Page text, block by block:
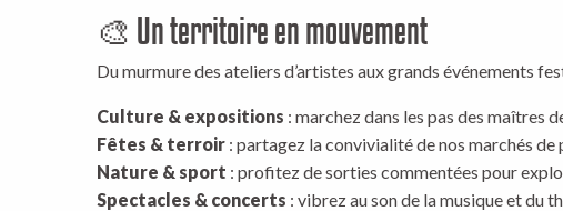
🎨 Un territoire en mouvement
Du murmure des ateliers d’artistes aux grands événements
Culture & expositions : marchez dans les pas des maîtres
Fêtes & terroir : partagez la convivialité de nos marchés
Nature & sport : profitez de sorties commentées pour
Spectacles & concerts : vibrez au son de la musique et du